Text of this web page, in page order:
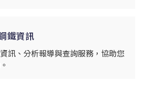
鐵資訊
訊、分析報導與查詢服務，協助您